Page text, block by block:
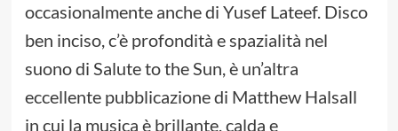
occasionalmente anche di Yusef Lateef. Disco
ben inciso, c’è profondità e spazialità nel
suono di Salute to the Sun, è un’altra
eccellente pubblicazione di Matthew Halsall
in cui la musica è brillante, calda e